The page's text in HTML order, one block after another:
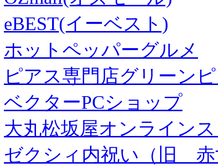
eBEST(イーベスト)
ホットペッパーグルメ
ピアス専門店グリーン
ベクターPCショップ
大丸松坂屋オンライン
ゼクシィ内祝い（旧 赤